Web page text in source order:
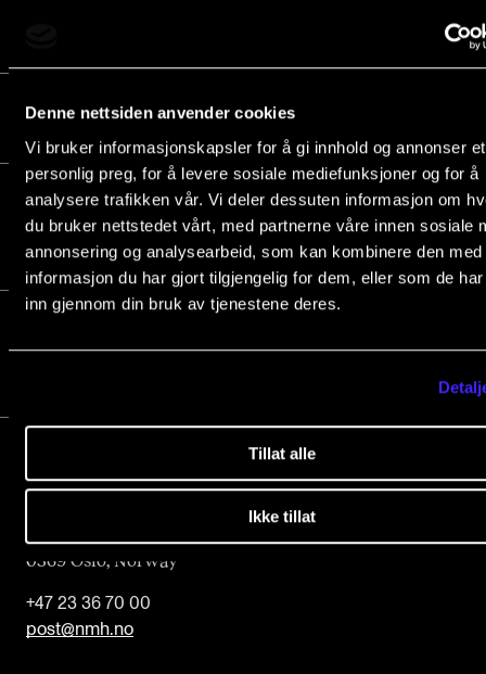
Denne nettsiden anvender cookies
Vi bruker informasjonskapsler for å gi innhold og annonser et
personlig preg, for å levere sosiale mediefunksjoner og for å
analysere trafikken vår. Vi deler dessuten informasjon om
du bruker nettstedet vårt, med partnerne våre innen sosiale
annonsering og analysearbeid, som kan kombinere den med
informasjon du har gjort tilgjengelig for dem, eller som de
inn gjennom din bruk av tjenestene deres.
Tillat alle
Ikke tillat
00:47:00 ·
S2E3 Den medskapende musiker
S2E4 Mangfold i
musikkutdanning
0369 Oslo, Norway
+47 23 36 70 00
post@nmh.no